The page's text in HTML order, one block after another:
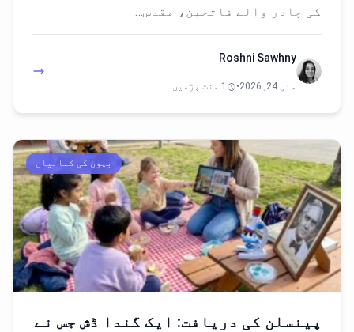
کی چادر والے فاتحین، مقدس…
Roshni Sawhny
مئی 24, 2026 • 1 منٹ پڑھیں
بچوں کی کہانیاں
پینسلن کی دریافت: ایک گندا ڈش جس نے